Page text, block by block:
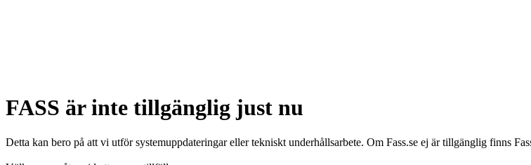
FASS är inte tillgänglig just nu
Detta kan bero på att vi utför systemuppdateringar eller tekniskt underhållsarbete. Om Fass.se ej är tillgänglig finns